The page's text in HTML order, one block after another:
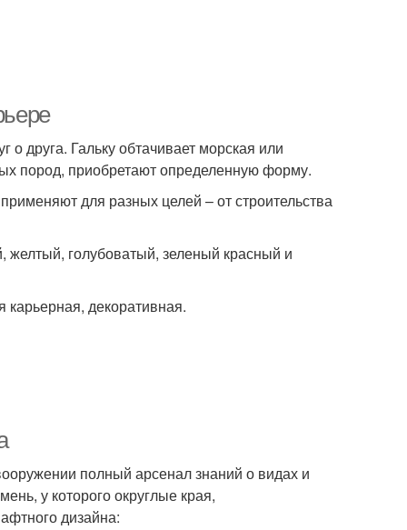
о друга. Гальку обтачивает морская или
пород, приобретают определенную форму.
для разных целей – от строительства
голубоватый, зеленый красный и
карьерная, декоративная.
полный арсенал знаний о видах и
у которого округлые края,
дизайна: